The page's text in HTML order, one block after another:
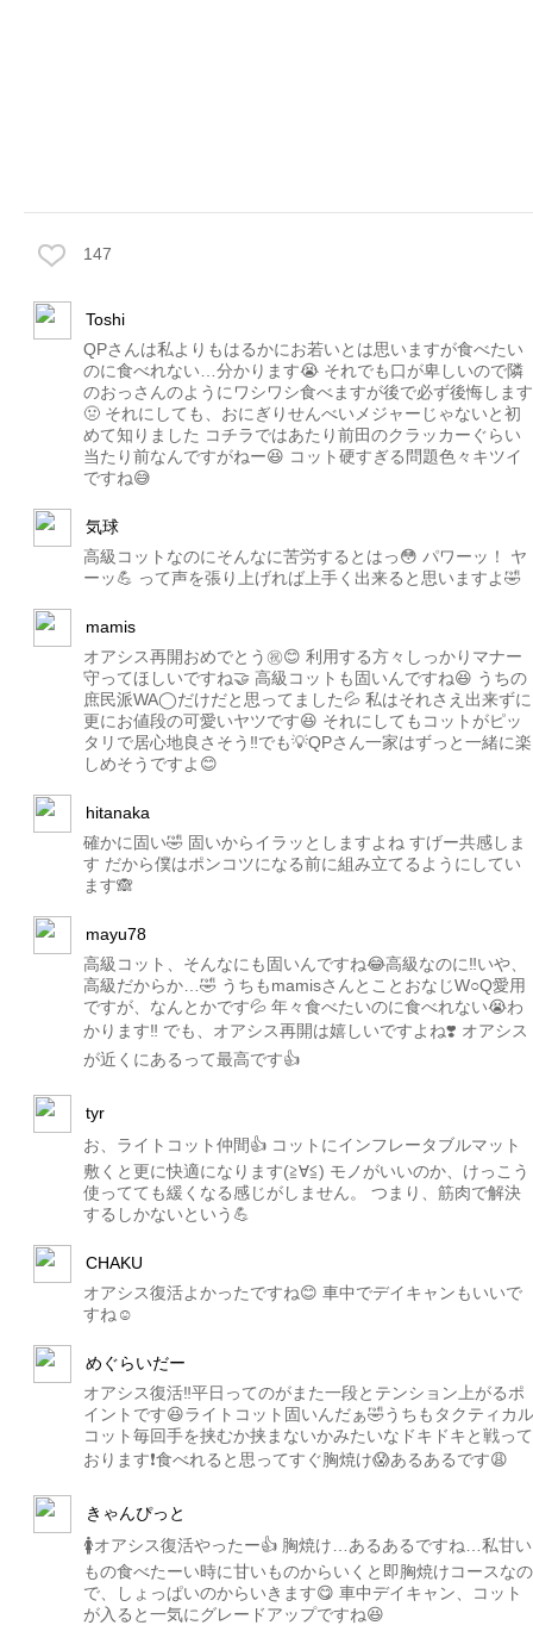
147
Toshi
QPさんは私よりもはるかにお若いとは思いますが食べたい
のに食べれない…分かります😭 それでも口が卑しいので隣
のおっさんのようにワシワシ食べますが後で必ず後悔します
🤢 それにしても、おにぎりせんべいメジャーじゃないと初
めて知りました コチラではあたり前田のクラッカーぐらい
当たり前なんですがねー😆 コット硬すぎる問題色々キツイ
ですね😅‪
気球
高級コットなのにそんなに苦労するとはっ😳 パワーッ！ ヤ
ーッ💪 って声を張り上げれば上手く出来ると思いますよ🤣
mamis
オアシス再開おめでとう㊗️😊 利用する方々しっかりマナー
守ってほしいですね🤝 高級コットも固いんですね😆 うちの
庶民派WA◯だけだと思ってました💦 私はそれさえ出来ずに
更にお値段の可愛いヤツです😆 それにしてもコットがピッ
タリで居心地良さそう‼️でも💡QPさん一家はずっと一緒に楽
しめそうですよ😊
hitanaka
確かに固い🤣 固いからイラッとしますよね すげー共感しま
す だから僕はポンコツになる前に組み立てるようにしてい
ます🙈
mayu78
高級コット、そんなにも固いんですね😂高級なのに‼️いや、
高級だからか…🤣 うちもmamisさんとことおなじW○Q愛用
ですが、なんとかです💦 年々食べたいのに食べれない😭わ
かります‼️ でも、オアシス再開は嬉しいですよね❣️ オアシス
が近くにあるって最高です👍
tyr
お、ライトコット仲間👍 コットにインフレータブルマット
敷くと更に快適になります(≧∀≦) モノがいいのか、けっこう
使ってても緩くなる感じがしません。 つまり、筋肉で解決
するしかないという💪
CHAKU
オアシス復活よかったですね😊 車中でデイキャンもいいで
すね☺️
めぐらいだー
オアシス復活‼️平日ってのがまた一段とテンション上がるポ
イントです😆ライトコット固いんだぁ🤣うちもタクティカル
コット毎回手を挟むか挟まないかみたいなドキドキと戦って
おります❗️食べれると思ってすぐ胸焼け😱あるあるです😩
きゃんぴっと
🚺オアシス復活やったー👍 胸焼け…あるあるですね…私甘い
もの食べたーい時に甘いものからいくと即胸焼けコースなの
で、しょっぱいのからいきます😋 車中デイキャン、コット
が入ると一気にグレードアップですね😆